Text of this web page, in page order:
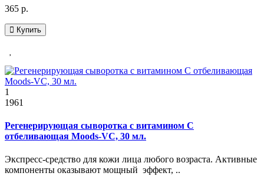
365 р.
Купить
1
1961
Регенерирующая сыворотка с витамином С
отбеливающая Moods-VC, 30 мл.
Экспресс-средство для кожи лица любого возраста. Активные
компоненты оказывают мощный эффект, ..